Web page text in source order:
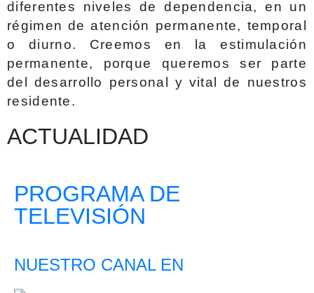
diferentes niveles de dependencia, en un
régimen de atención permanente, temporal
o diurno. Creemos en la estimulación
permanente, porque queremos ser parte
del desarrollo personal y vital de nuestros
residente.
ACTUALIDAD
PROGRAMA DE
TELEVISIÓN
NUESTRO CANAL EN